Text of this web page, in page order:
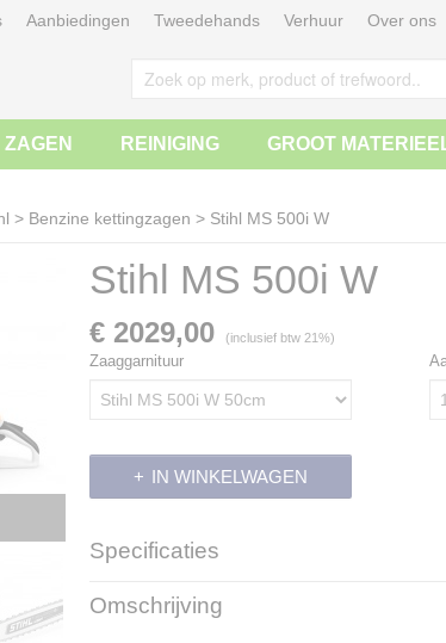
Aanbiedingen Tweedehands Verhuur Over ons
REINIGING GROOT
> Benzine kettingzagen > Stihl MS 500i W
Stihl MS 500i W
€ 2029,00 (inclusief btw 21%)
Zaaggarnituur
IN WINKELWAGEN
Specificaties
Productcode
Productcode leverancier
Omschrijving